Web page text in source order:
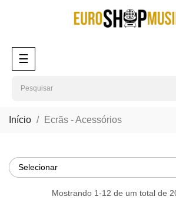
Toggle
navigation
☰
Início Ecrãs - Acessórios
Selecionar
Mostrando 1-12 de um total de